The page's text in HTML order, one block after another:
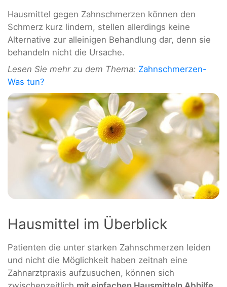
Hausmittel gegen Zahnschmerzen können den
Schmerz kurz lindern, stellen allerdings keine
Alternative zur alleinigen Behandlung dar, denn sie
behandeln nicht die Ursache.
Lesen Sie mehr zu dem Thema: Zahnschmerzen-
Was tun?
Hausmittel im Überblick
Patienten die unter starken Zahnschmerzen leiden
und nicht die Möglichkeit haben zeitnah eine
Zahnarztpraxis aufzusuchen, können sich